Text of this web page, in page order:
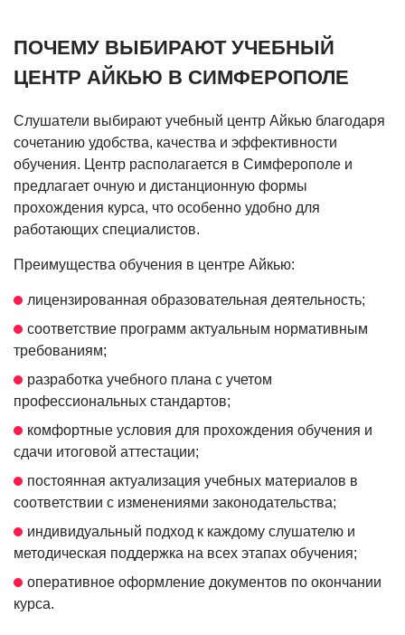
ПОЧЕМУ ВЫБИРАЮТ УЧЕБНЫЙ
ЦЕНТР АЙКЬЮ В СИМФЕРОПОЛЕ
Слушатели выбирают учебный центр Айкью благодаря
сочетанию удобства, качества и эффективности
обучения. Центр располагается в Симферополе и
предлагает очную и дистанционную формы
прохождения курса, что особенно удобно для
работающих специалистов.
Преимущества обучения в центре Айкью:
лицензированная образовательная деятельность;
соответствие программ актуальным нормативным
требованиям;
разработка учебного плана с учетом
профессиональных стандартов;
комфортные условия для прохождения обучения и
сдачи итоговой аттестации;
постоянная актуализация учебных материалов в
соответствии с изменениями законодательства;
индивидуальный подход к каждому слушателю и
методическая поддержка на всех этапах обучения;
оперативное оформление документов по окончании
курса.